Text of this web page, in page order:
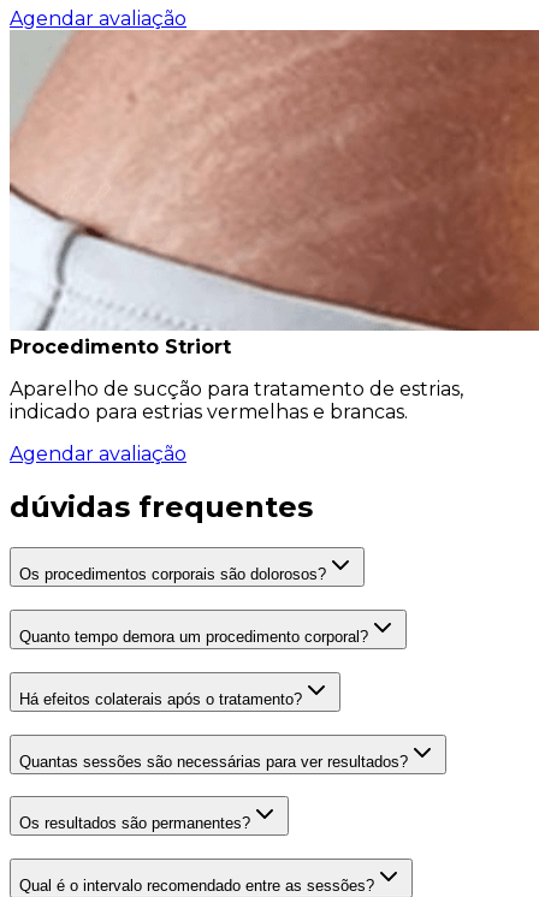
Agendar avaliação
Procedimento Striort
Aparelho de sucção para tratamento de estrias,
indicado para estrias vermelhas e brancas.
Agendar avaliação
dúvidas frequentes
Os procedimentos corporais são dolorosos?
Quanto tempo demora um procedimento corporal?
Há efeitos colaterais após o tratamento?
Quantas sessões são necessárias para ver resultados?
Os resultados são permanentes?
Qual é o intervalo recomendado entre as sessões?